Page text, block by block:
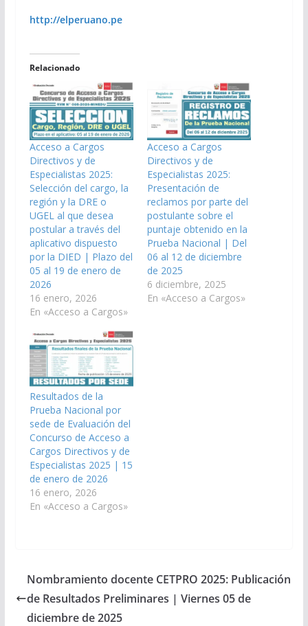
http://elperuano.pe
Relacionado
Acceso a Cargos
Directivos y de
Especialistas 2025:
Selección del cargo, la
región y la DRE o
UGEL al que desea
postular a través del
aplicativo dispuesto
por la DIED | Plazo del
05 al 19 de enero de
2026
16 enero, 2026
En «Acceso a Cargos»
Acceso a Cargos
Directivos y de
Especialistas 2025:
Presentación de
reclamos por parte del
postulante sobre el
puntaje obtenido en la
Prueba Nacional | Del
06 al 12 de diciembre
de 2025
6 diciembre, 2025
En «Acceso a Cargos»
Resultados de la
Prueba Nacional por
sede de Evaluación del
Concurso de Acceso a
Cargos Directivos y de
Especialistas 2025 | 15
de enero de 2026
16 enero, 2026
En «Acceso a Cargos»
Nombramiento docente CETPRO 2025: Publicación
de Resultados Preliminares | Viernes 05 de
diciembre de 2025